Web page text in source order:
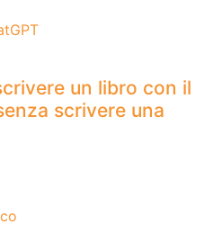
un libro con il
scrivere una